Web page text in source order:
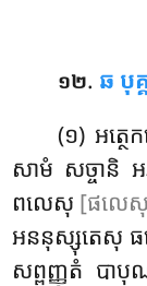
១២. ឆ បុ
(១) អត្ថេ
សាមំ សច្ចានិ
ពលេសុ [ផលេ
អននុស្សុតេសុ ធ
សព្ពញ្ញុតំ បា